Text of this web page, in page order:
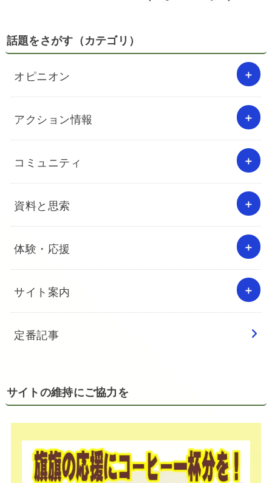
話題をさがす（カテゴリ）
オピニオン
アクション情報
コミュニティ
資料と思索
体験・応援
サイト案内
定番記事
サイトの維持にご協力を